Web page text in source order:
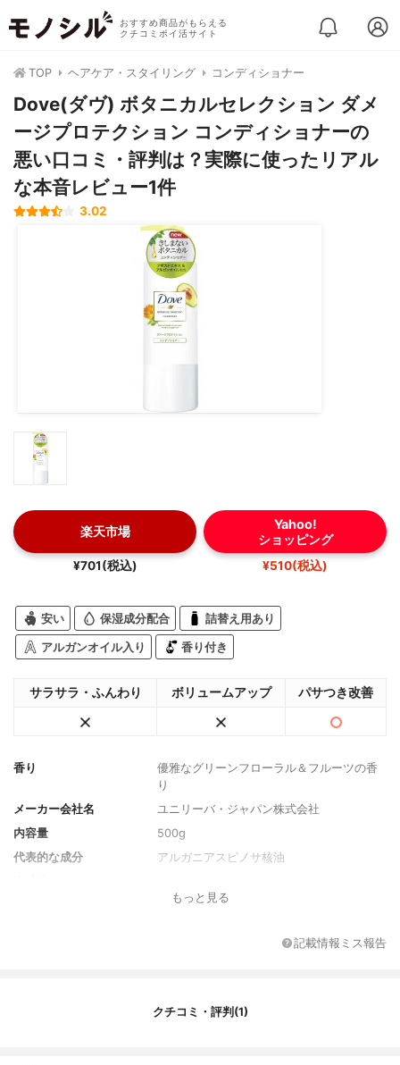
おすすめ商品がもらえる
クチコミポイ活サイト
TOP ヘアケア・スタイリング コンディショナー
Dove(ダヴ) ボタニカルセレクション ダメ
ージプロテクション コンディショナーの
悪い口コミ・評判は？実際に使ったリアル
な本音レビュー1件
3.02
楽天市場
¥701(税込)
Yahoo!
ショッピング
¥510(税込)
安い 保湿成分配合 詰替え用あり
アルガンオイル入り 香り付き
サラサラ・ふんわり ボリュームアップ パサつき改善
香り
優雅なグリーンフローラル＆フルーツの香
り
メーカー会社名
ユニリーバ・ジャパン株式会社
内容量
500g
代表的な成分
アルガニアスピノサ核油
ジメチコノール、ベヘントリモニウムクロ
ロース、加水分解ケラチン、DPG、パラフ
ギニン、グルタミン酸、フェノキシエタノ
もっと見る
記載情報ミス報告
クチコミ・評判(1)